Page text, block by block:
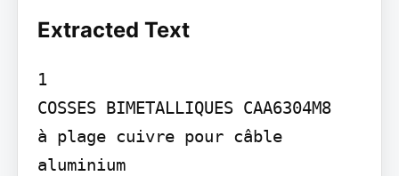
Extracted Text
1
COSSES BIMETALLIQUES CAA630­4M8
à plage cuivre pour câble
aluminium